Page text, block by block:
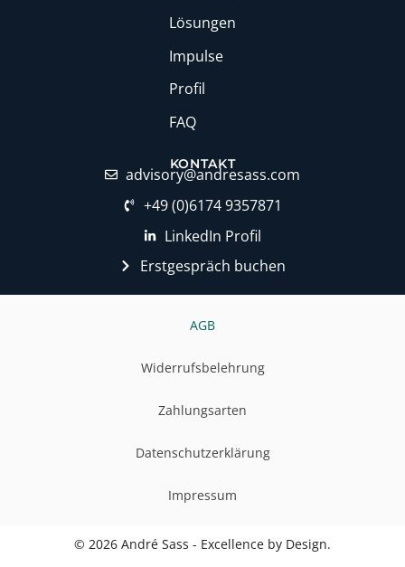
Lösungen
Impulse
Profil
FAQ
KONTAKT
moc.ssaserdna@yrosivda
+49 (0)6174 9357871
LinkedIn Profil
Erstgespräch buchen
AGB
Widerrufsbelehrung
Zahlungsarten
Datenschutzerklärung
Impressum
© 2026 André Sass - Excellence by Design.